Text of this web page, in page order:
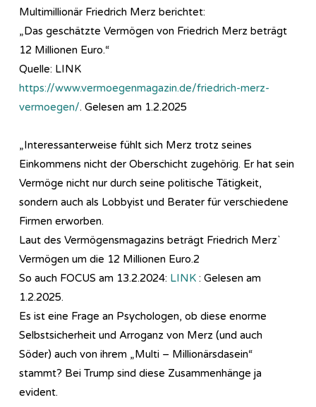
Multimillionär Friedrich Merz berichtet:
„Das geschätzte Vermögen von Friedrich Merz beträgt
12 Millionen Euro.“
Quelle: LINK
https://www.vermoegenmagazin.de/friedrich-merz-
vermoegen/. Gelesen am 1.2.2025
„Interessanterweise fühlt sich Merz trotz seines
Einkommens nicht der Oberschicht zugehörig. Er hat sein
Vermöge nicht nur durch seine politische Tätigkeit,
sondern auch als Lobbyist und Berater für verschiedene
Firmen erworben.
Laut des Vermögensmagazins beträgt Friedrich Merz`
Vermögen um die 12 Millionen Euro.2
So auch FOCUS am 13.2.2024: LINK : Gelesen am
1.2.2025.
Es ist eine Frage an Psychologen, ob diese enorme
Selbstsicherheit und Arroganz von Merz (und auch
Söder) auch von ihrem „Multi – Millionärsdasein“
stammt? Bei Trump sind diese Zusammenhänge ja
evident.